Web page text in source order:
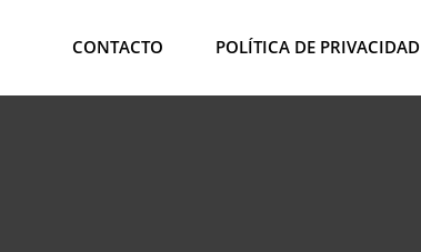
CONTACTO POLÍTICA DE PRIVACIDAD